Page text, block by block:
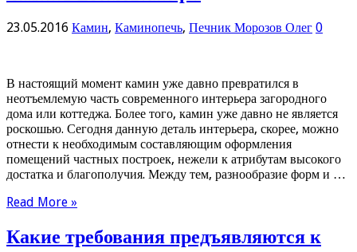
23.05.2016 Камин, Каминопечь, Печник Морозов Олег 0
В настоящий момент камин уже давно превратился в
неотъемлемую часть современного интерьера загородного
дома или коттеджа. Более того, камин уже давно не является
роскошью. Сегодня данную деталь интерьера, скорее, можно
отнести к необходимым составляющим оформления
помещений частных построек, нежели к атрибутам высокого
достатка и благополучия. Между тем, разнообразие форм и …
Read More »
Какие требования предъявляются к